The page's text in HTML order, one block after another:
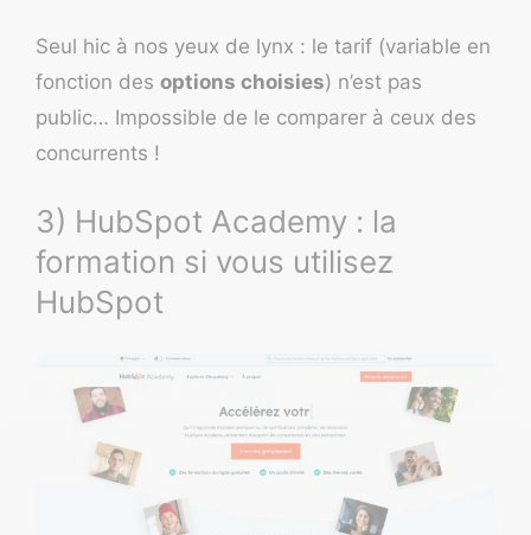
Seul hic à nos yeux de lynx : le tarif (variable en
fonction des options choisies) n’est pas
public… Impossible de le comparer à ceux des
concurrents !
3) HubSpot Academy : la
formation si vous utilisez
HubSpot